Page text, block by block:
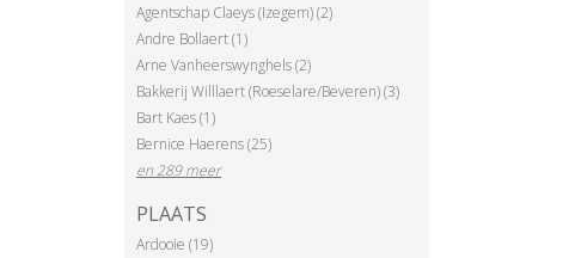
Agentschap Claeys (Izegem) (2)
Andre Bollaert (1)
Arne Vanheerswynghels (2)
Bakkerij Willlaert (Roeselare/Beveren) (3)
Bart Kaes (1)
Bernice Haerens (25)
en 289 meer
PLAATS
Ardooie (19)